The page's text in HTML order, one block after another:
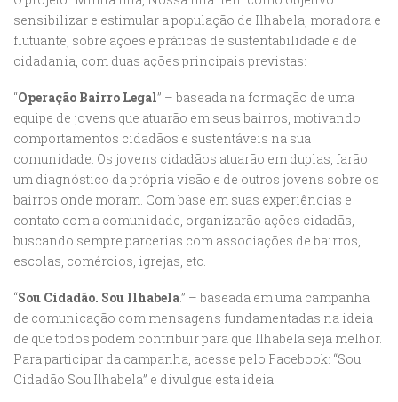
sensibilizar e estimular a população de Ilhabela, moradora e
flutuante, sobre ações e práticas de sustentabilidade e de
cidadania, com duas ações principais previstas:
“Operação Bairro Legal” – baseada na formação de uma
equipe de jovens que atuarão em seus bairros, motivando
comportamentos cidadãos e sustentáveis na sua
comunidade. Os jovens cidadãos atuarão em duplas, farão
um diagnóstico da própria visão e de outros jovens sobre os
bairros onde moram. Com base em suas experiências e
contato com a comunidade, organizarão ações cidadãs,
buscando sempre parcerias com associações de bairros,
escolas, comércios, igrejas, etc.
“Sou Cidadão. Sou Ilhabela.” – baseada em uma campanha
de comunicação com mensagens fundamentadas na ideia
de que todos podem contribuir para que Ilhabela seja melhor.
Para participar da campanha, acesse pelo Facebook: “Sou
Cidadão Sou Ilhabela” e divulgue esta ideia.